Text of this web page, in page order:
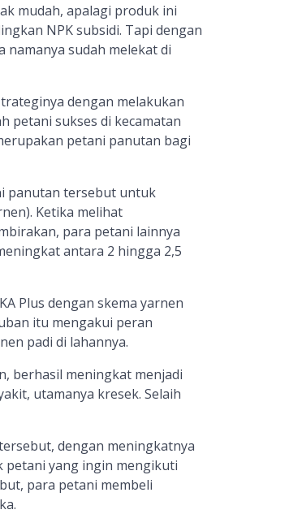
mudah, apalagi produk ini
NPK subsidi. Tapi dengan
namanya sudah melekat di
dengan melakukan
petani sukses di kecamatan
petani panutan bagi
panutan tersebut untuk
Ketika melihat
para petani lainnya
antara 2 hingga 2,5
Plus dengan skema yarnen
itu mengakui peran
padi di lahannya.
berhasil meningkat menjadi
utamanya kresek. Selaih
dengan meningkatnya
petani yang ingin mengikuti
para petani membeli